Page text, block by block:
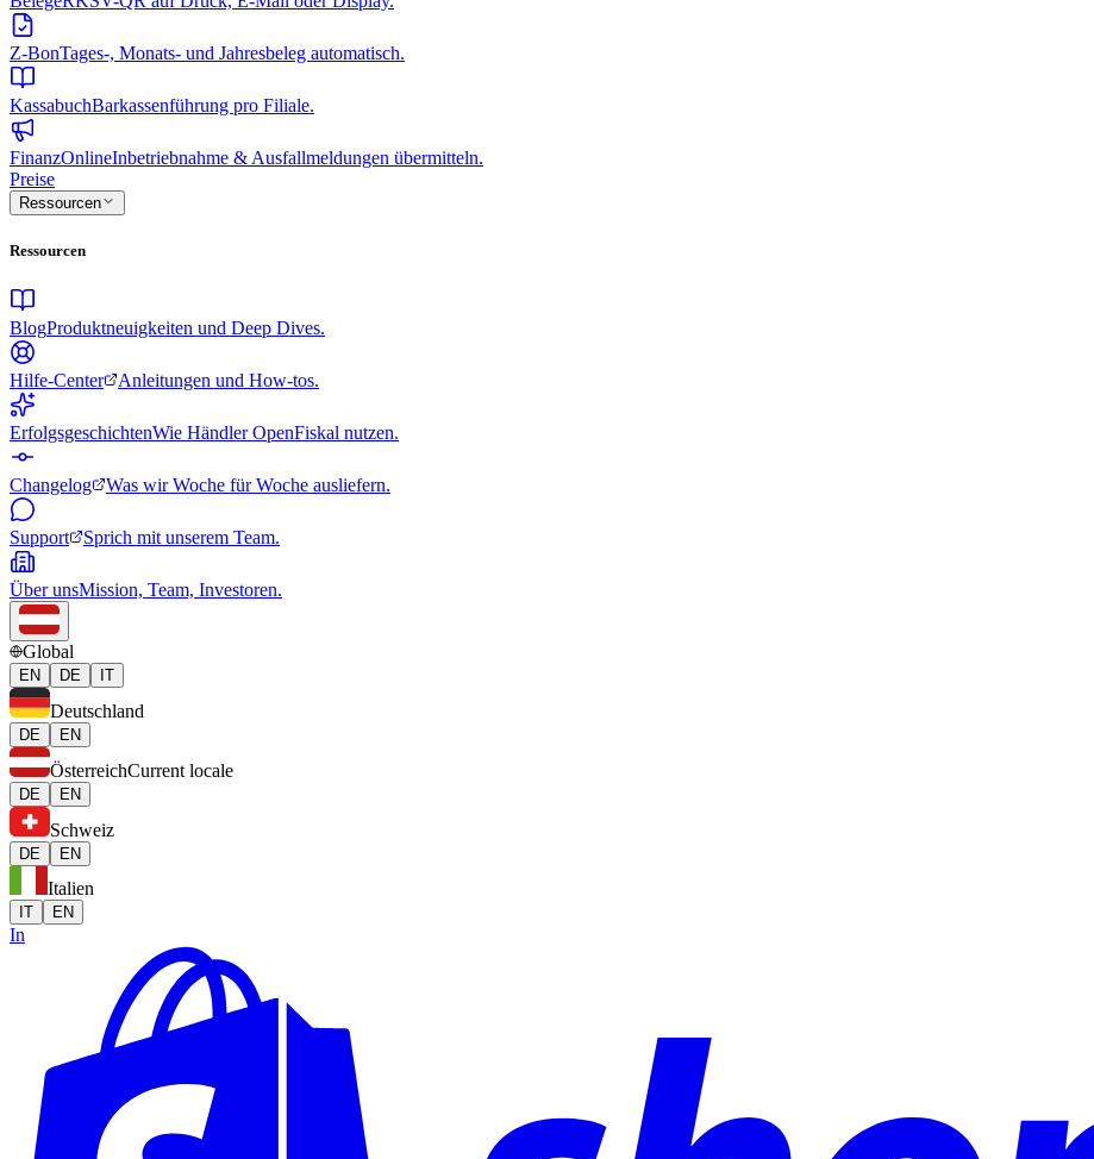
Z-BonTages-, Monats- und Jahresbeleg automatisch.
KassabuchBarkassenführung pro Filiale.
FinanzOnlineInbetriebnahme & Ausfallmeldungen übermitteln.
Preise
Ressourcen
Ressourcen
BlogProduktneuigkeiten und Deep Dives.
Hilfe-Center Anleitungen und How-tos.
ErfolgsgeschichtenWie Händler OpenFiskal nutzen.
Changelog Was wir Woche für Woche ausliefern.
Support Sprich mit unserem Team.
Über unsMission, Team, Investoren.
Global
EN DE IT
Deutschland
DE EN
ÖsterreichCurrent locale
DE EN
Schweiz
DE EN
Italien
IT EN
In